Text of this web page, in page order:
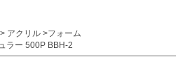
> アクリル >フォーム
ラー 500P BBH-2